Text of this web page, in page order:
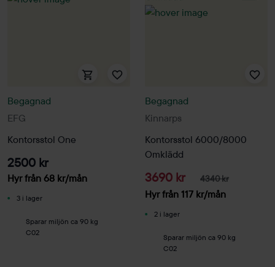
EFG
Begagnad
Kontorsstol One
2500 kr
Hyr från 68 kr/mån
3 i lager
Sparar miljön ca 90 kg
C02
Kinnarps
Begagnad
Kontorsstol 6000/8000
Omklädd
3690 kr 4340 kr
Hyr från 117 kr/mån
2 i lager
Sparar miljön ca 90 kg
C02